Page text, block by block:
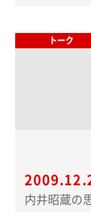
トーク
内井昭蔵の